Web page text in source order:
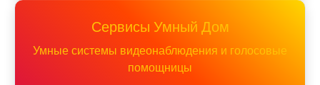
Сервисы Умный Дом
Умные системы видеонаблюдения и голосовые
помощницы